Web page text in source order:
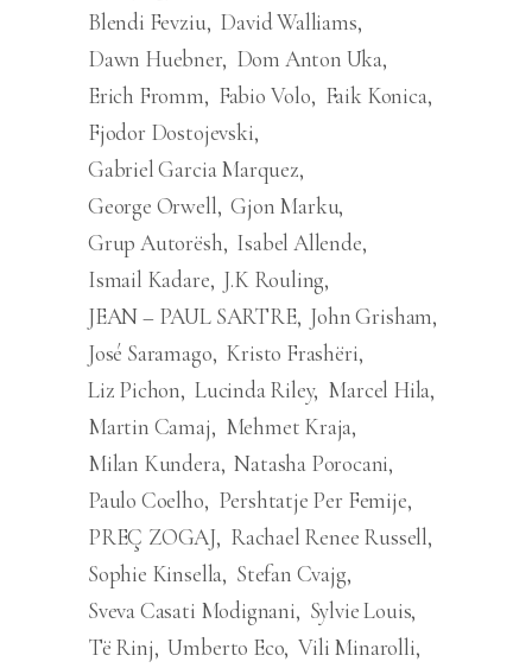
Blendi Fevziu David Walliams
Dawn Huebner Dom Anton Uka
Erich Fromm
Fabio Volo
Faik Konica
Fjodor Dostojevski
Gabriel Garcia Marquez
George Orwell Gjon Marku
Grup Autorësh Isabel Allende
Ismail Kadare J.K Rouling
JEAN – PAUL SARTRE John Grisham
José Saramago Kristo Frashëri
Liz Pichon Lucinda Riley Marcel Hila
Martin Camaj
Mehmet Kraja
Milan Kundera Natasha Porocani
Paulo Coelho
Pershtatje Per Femije
PREÇ ZOGAJ
Rachael Renee Russell
Sophie Kinsella Stefan Cvajg
Sveva Casati Modignani
Sylvie Louis
Të Rinj Umberto Eco Vili Minarolli